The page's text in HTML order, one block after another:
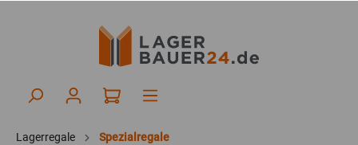
Lagerregale Spezialregale